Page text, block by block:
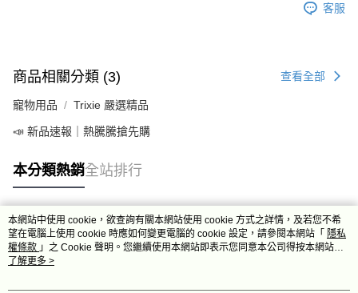
客服
商品相關分類 (3) 查看全部
寵物用品 Trixie 嚴選精品
📣 新品速報｜熱騰騰搶先購
本分類熱銷全站排行
熱門標籤
本網站中使用 cookie，欲查詢有關本網站使用 cookie 方式之詳情，及若您不希
望在電腦上使用 cookie 時應如何變更電腦的 cookie 設定，請參閱本網站「 隱私
權條款 」之 Cookie 聲明。您繼續使用本網站即表示您同意本公司得按本網站使
用條款之 Cookie 聲明使用 cookie。
了解更多 >